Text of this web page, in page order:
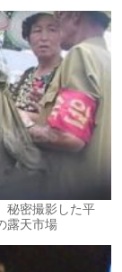
秘密撮影した平
露天市場